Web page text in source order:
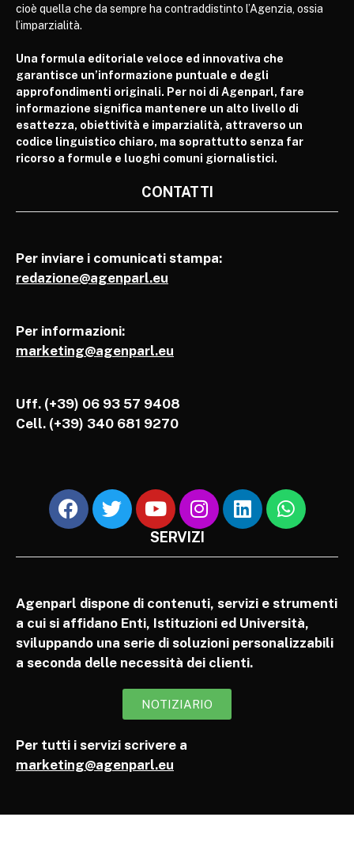
cioè quella che da sempre ha contraddistinto l’Agenzia, ossia
l’imparzialità.
Una formula editoriale veloce ed innovativa che
garantisce un’informazione puntuale e degli
approfondimenti originali. Per noi di Agenparl, fare
informazione significa mantenere un alto livello di
esattezza, obiettività e imparzialità, attraverso un
codice linguistico chiaro, ma soprattutto senza far
ricorso a formule e luoghi comuni giornalistici.
CONTATTI
Per inviare i comunicati stampa:
redazione@agenparl.eu
Per informazioni:
marketing@agenparl.eu
Uff. (+39) 06 93 57 9408
Cell. (+39) 340 681 9270
SERVIZI
Agenparl dispone di contenuti, servizi e strumenti
a cui si affidano Enti, Istituzioni ed Università,
sviluppando una serie di soluzioni personalizzabili
a seconda delle necessità dei clienti.
NOTIZIARIO
Per tutti i servizi scrivere a
marketing@agenparl.eu